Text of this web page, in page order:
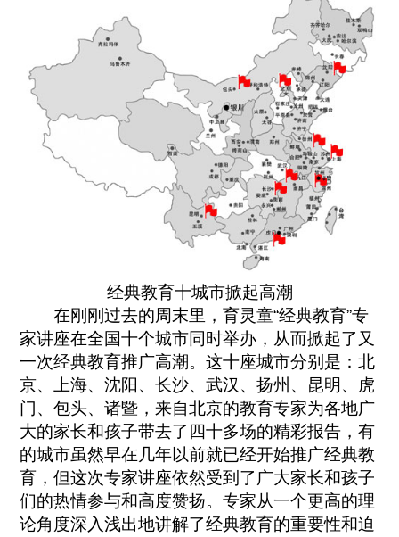
经典教育十城市掀起高潮
在刚刚过去的周末里，育灵童“经典教育”专
家讲座在全国十个城市同时举办，从而掀起了又
一次经典教育推广高潮。这十座城市分别是：北
京、上海、沈阳、长沙、武汉、扬州、昆明、虎
门、包头、诸暨，来自北京的教育专家为各地广
大的家长和孩子带去了四十多场的精彩报告，有
的城市虽然早在几年以前就已经开始推广经典教
育，但这次专家讲座依然受到了广大家长和孩子
们的热情参与和高度赞扬。专家从一个更高的理
论角度深入浅出地讲解了经典教育的重要性和迫